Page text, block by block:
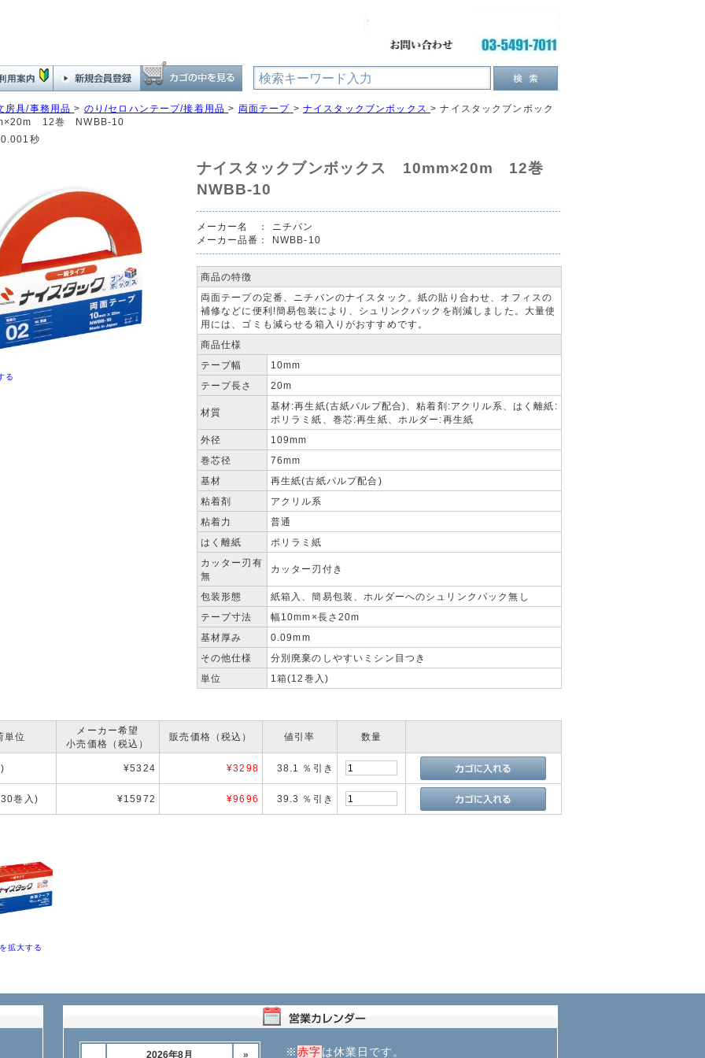
房具/事務用品 > のり/セロハンテープ/接着用品 > 両面テープ > ナイスタックブンボックス >ナイスタックブンボック
12巻 NWBB-10
秒
る
ナイスタックブンボックス 10mm×20m 12巻
NWBB-10
メーカー名 ：
ニチバン
メーカー品番：
NWBB-10
商品の特徴
両面テープの定番、ニチバンのナイスタック。紙の貼り合わせ、オフィスの
補修などに便利!簡易包装により、シュリンクパックを削減しました。大量使
用には、ゴミも減らせる箱入りがおすすめです。
商品仕様
テープ幅
10mm
テープ長さ
20m
材質
基材:再生紙(古紙パルプ配合)、粘着剤:アクリル系、はく離紙:
ポリラミ紙、巻芯:再生紙、ホルダー:再生紙
外径
109mm
巻芯径
76mm
基材
再生紙(古紙パルプ配合)
粘着剤
アクリル系
粘着力
普通
はく離紙
ポリラミ紙
カッター刃有
無
カッター刃付き
包装形態
紙箱入、簡易包装、ホルダーへのシュリンクパック無し
テープ寸法
幅10mm×長さ20m
基材厚み
0.09mm
その他仕様
分別廃棄のしやすいミシン目つき
単位
1箱(12巻入)
単位
メーカー希望
小売価格（税込）
販売価格（税込） 値引率 数量
¥5324 ¥3298 38.1 ％引き
巻入) ¥15972 ¥9696 39.3 ％引き
拡大する
※赤字は休業日です。